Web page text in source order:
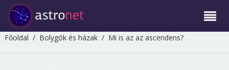
Főoldal / Bolygók és házak/ Mi is az az ascendens?